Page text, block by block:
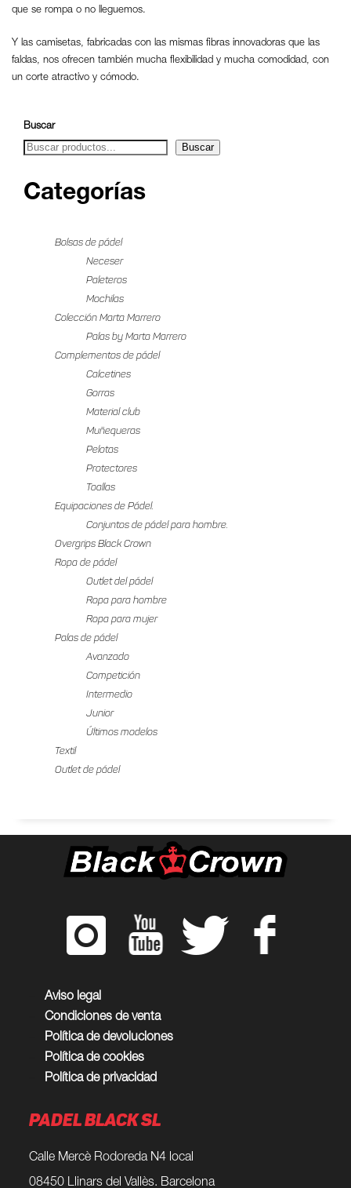
que se rompa o no lleguemos.
Y las camisetas, fabricadas con las mismas fibras innovadoras que las
faldas, nos ofrecen también mucha flexibilidad y mucha comodidad, con
un corte atractivo y cómodo.
Buscar
Buscar
Categorías
Bolsas de pádel
Neceser
Paleteros
Mochilas
Colección Marta Marrero
Palas by Marta Marrero
Complementos de pádel
Calcetines
Gorras
Material club
Muñequeras
Pelotas
Protectores
Toallas
Equipaciones de Pádel.
Conjuntos de pádel para hombre.
Overgrips Black Crown
Ropa de pádel
Outlet del pádel
Ropa para hombre
Ropa para mujer
Palas de pádel
Avanzado
Competición
Intermedio
Junior
Últimos modelos
Textil
Outlet de pádel
Aviso legal
Condiciones de venta
Política de devoluciones
Política de cookies
Política de privacidad
PADEL BLACK SL
Calle Mercè Rodoreda N4 local
08450 Llinars del Vallès. Barcelona